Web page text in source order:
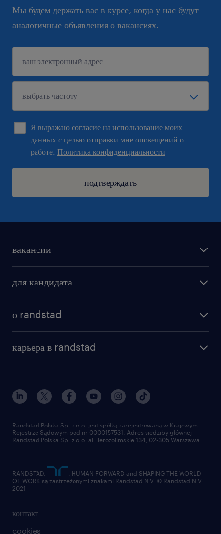
Мы будем держать вас в курсе, когда у нас будут
аналогичные объявления о вакансиях.
Я выражаю согласие на использование моих
данных с целью отправки мне оповещений о
работе. Политика конфиденциальности
подтверждать
вакансии
бонусы для работников
для кандидата
о randstad
институт исследований randstad
для медиа
для поставщиков
карьера в randstad
наш мир
работа в randstad
отправить резюме
контакт
cookies
Randstad Polska Sp. z o.o. jest spółką zarejestrowaną w Krajowym
Rejestrze Sądowym pod nr 0000157531. Adres siedziby głównej
Randstad Polska Sp. z o.o. al. Jerozolimskie 134, 02-305 Warszawa.
RANDSTAD,
, HUMAN FORWARD and SHAPING THE WORLD
OF WORK są zastrzeżonymi znakami Randstad N.V. © Randstad N.V
2021